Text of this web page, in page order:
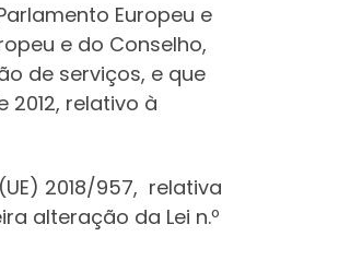
Europeu e
e do Conselho,
de serviços, e que
2012, relativo à
2018/957, relativa
alteração da Lei n.º